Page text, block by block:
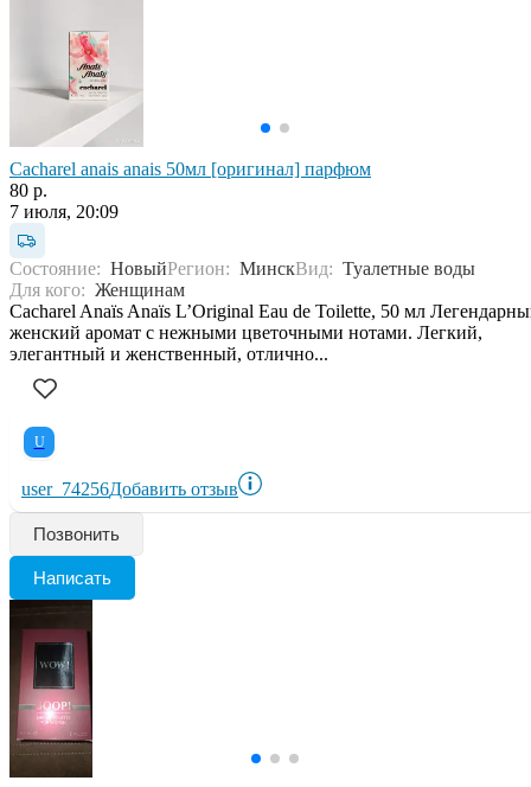
Cacharel anais anais 50мл [оригинал] парфюм
80 р.
7 июля, 20:09
Состояние: НовыйРегион: МинскВид: Туалетные воды
Для кого: Женщинам
Cacharel Anaïs Anaïs L’Original Eau de Toilette, 50 мл
женский аромат с нежными цветочными нотами. Легкий,
элегантный и женственный, отлично...
U
user_74256Добавить отзыв
Позвонить
Написать